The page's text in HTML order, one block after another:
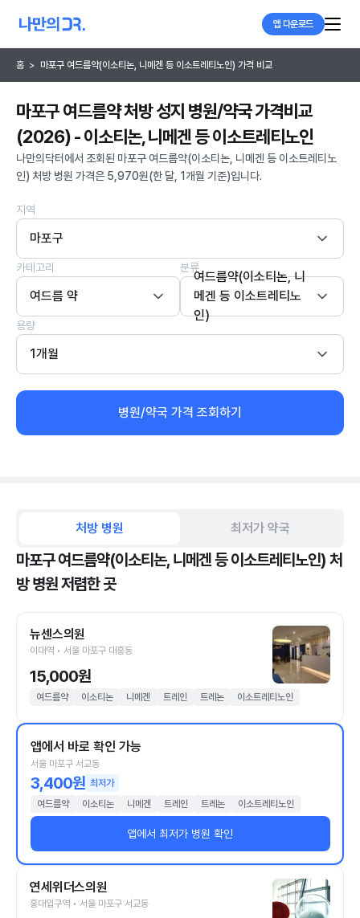
앱 다운로드
홈 > 마포구 여드름약(이소티논, 니메겐 등 이소트레티노인) 가격 비교
마포구 여드름약 처방 성지 병원/약국 가격비교
(2026) - 이소티논, 니메겐 등 이소트레티노인
나만의닥터에서 조회된 마포구 여드름약(이소티논, 니메겐 등 이소트레티노
인) 처방 병원 가격은 5,970원(한 달, 1개월 기준)입니다.
지역
마포구
카테고리
여드름 약
분류
여드름약(이소티논, 니
메겐 등 이소트레티노
인)
용량
1개월
병원/약국 가격 조회하기
처방 병원 최저가 약국
마포구 여드름약(이소티논, 니메겐 등 이소트레티노인) 처
방 병원 저렴한 곳
뉴센스의원
이대역 • 서울 마포구 대흥동
15,000원
여드름약 이소티논 니메겐 트레인 트레논 이소트레티노인
앱에서 바로 확인 가능
서울 마포구 서교동
3,400원 최저가
여드름약
이소티논 니메겐 트레인 트레논 이소트레티노인
앱에서 최저가 병원 확인
연세위더스의원
홍대입구역 • 서울 마포구 서교동